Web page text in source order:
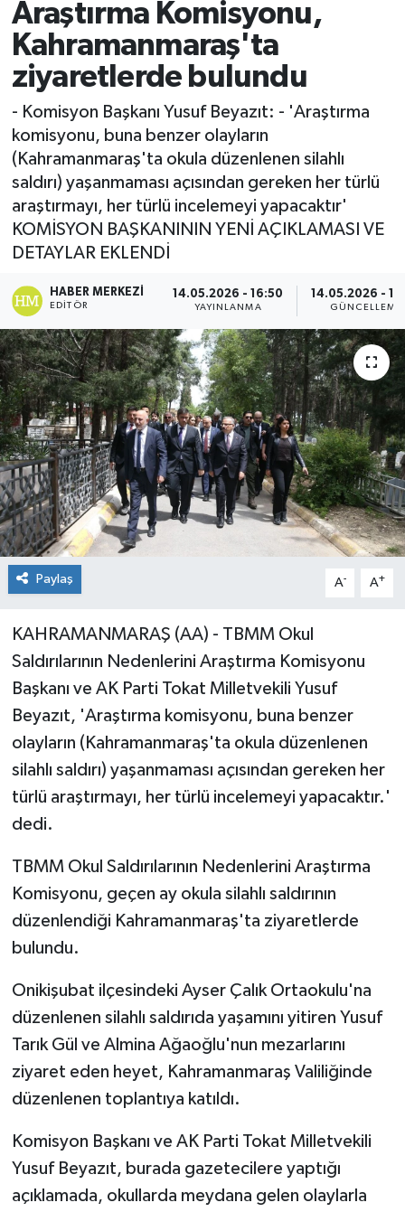
Araştırma Komisyonu,
Kahramanmaraş'ta
ziyaretlerde bulundu
- Komisyon Başkanı Yusuf Beyazıt: - 'Araştırma
komisyonu, buna benzer olayların
(Kahramanmaraş'ta okula düzenlenen silahlı
saldırı) yaşanmaması açısından gereken her türlü
araştırmayı, her türlü incelemeyi yapacaktır'
KOMİSYON BAŞKANININ YENİ AÇIKLAMASI VE
DETAYLAR EKLENDİ
HABER MERKEZI
EDITÖR
14.05.2026 - 16:50
YAYINLANMA
14.05.2026 -
GÜNCELLEME
Paylaş A- A+
KAHRAMANMARAŞ (AA) - TBMM Okul
Saldırılarının Nedenlerini Araştırma Komisyonu
Başkanı ve AK Parti Tokat Milletvekili Yusuf
Beyazıt, 'Araştırma komisyonu, buna benzer
olayların (Kahramanmaraş'ta okula düzenlenen
silahlı saldırı) yaşanmaması açısından gereken her
türlü araştırmayı, her türlü incelemeyi yapacaktır.'
dedi.
TBMM Okul Saldırılarının Nedenlerini Araştırma
Komisyonu, geçen ay okula silahlı saldırının
düzenlendiği Kahramanmaraş'ta ziyaretlerde
bulundu.
​​​​​​​Onikişubat ilçesindeki Ayser Çalık Ortaokulu'na
düzenlenen silahlı saldırıda yaşamını yitiren Yusuf
Tarık Gül ve Almina Ağaoğlu'nun mezarlarını
ziyaret eden heyet, Kahramanmaraş Valiliğinde
düzenlenen toplantıya katıldı.
Komisyon Başkanı ve AK Parti Tokat Milletvekili
Yusuf Beyazıt, burada gazetecilere yaptığı
açıklamada, okullarda meydana gelen olaylarla
Spor
Teknoloji
Yaşam